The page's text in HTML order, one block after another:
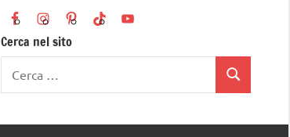
Cerca nel sito
per:
Cerca